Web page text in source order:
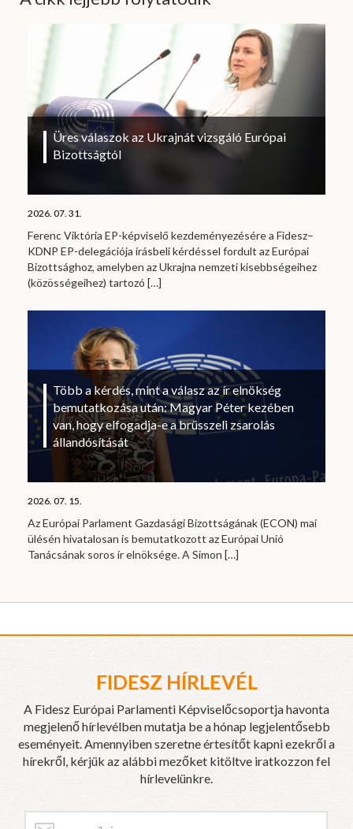
Üres válaszok az Ukrajnát vizsgáló Európai
Bizottságtól
2026. 07. 31.
Ferenc Viktória EP-képviselő kezdeményezésére a Fidesz–
KDNP EP-delegációja írásbeli kérdéssel fordult az Európai
Bizottsághoz, amelyben az Ukrajna nemzeti kisebbségeihez
(közösségeihez) tartozó […]
Több a kérdés, mint a válasz az ír elnökség
bemutatkozása után: Magyar Péter kezében
van, hogy elfogadja-e a brüsszeli zsarolás
állandósítását
2026. 07. 15.
Az Európai Parlament Gazdasági Bizottságának (ECON) mai
ülésén hivatalosan is bemutatkozott az Európai Unió
Tanácsának soros ír elnöksége. A Simon […]
FIDESZ HÍRLEVÉL
A Fidesz Európai Parlamenti Képviselőcsoportja havonta
megjelenő hírlevélben mutatja be a hónap legjelentősebb
eseményeit. Amennyiben szeretne értesítőt kapni ezekről a
hírekről, kérjük az alábbi mezőket kitöltve iratkozzon fel
hírlevelünkre.